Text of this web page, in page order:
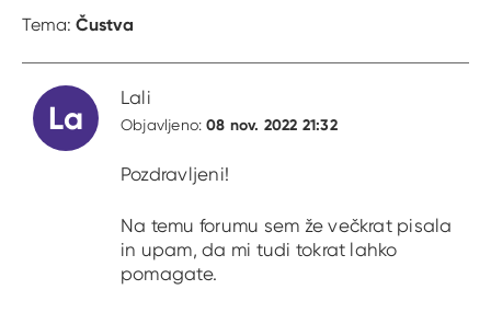
Tema: Čustva
La
Lali
Objavljeno:08 nov. 2022 21:32
Pozdravljeni!
Na temu forumu sem že večkrat pisala
in upam, da mi tudi tokrat lahko
pomagate.